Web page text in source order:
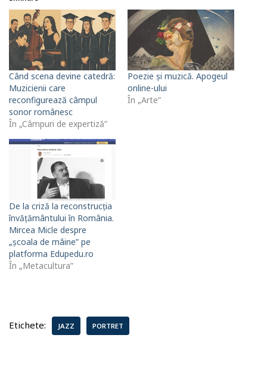
Când scena devine catedră:
Muzicienii care
reconfigurează câmpul
sonor românesc
În „Câmpuri de expertiză”
Poezie și muzică. Apogeul
online-ului
În „Arte”
De la criză la reconstrucția
învățământului în România.
Mircea Micle despre
„școala de mâine” pe
platforma Edupedu.ro
În „Metacultura”
Etichete: JAZZ PORTRET